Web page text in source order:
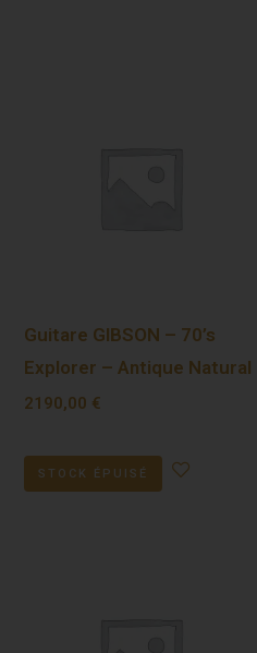
Guitare GIBSON – 70’s
Explorer – Antique Natural
2190,00 €
STOCK ÉPUISÉ